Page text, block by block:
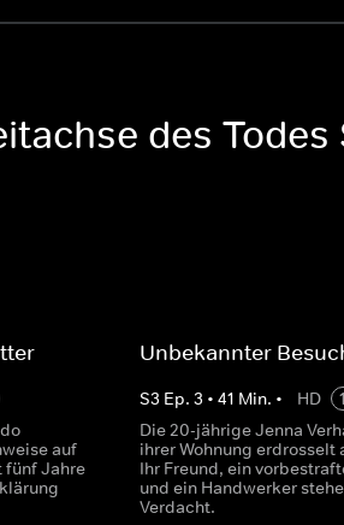
des Todes
auf
fünf Jahre
Unbekannter
S3 Ep. 3 • 41 Min. • HD
Die 20-jährige Jenna
ihrer Wohnung erdrosselt
Ihr Freund, ein
und ein Handwerker
Verdacht.